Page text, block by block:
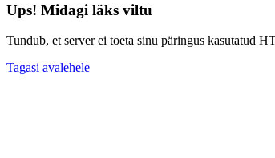
Ups! Midagi läks viltu
Tundub, et server ei toeta sinu päringus kasutatud
Tagasi avalehele